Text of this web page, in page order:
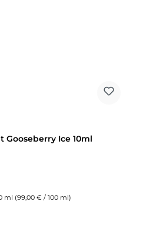
Gooseberry Ice 10ml
ml (99,00 € / 100 ml)